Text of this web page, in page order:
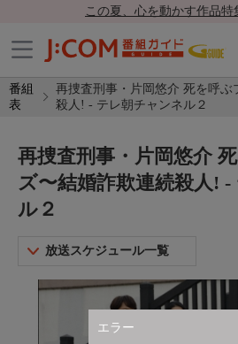
この夏、心を動かす作品特
番組
表
再捜査刑事・片岡悠介 死を呼
殺人! - テレ朝チャンネル２
エラー
再捜査刑事・片岡悠介
ズ〜結婚詐欺連続殺人!
ル２
放送スケジュール一覧